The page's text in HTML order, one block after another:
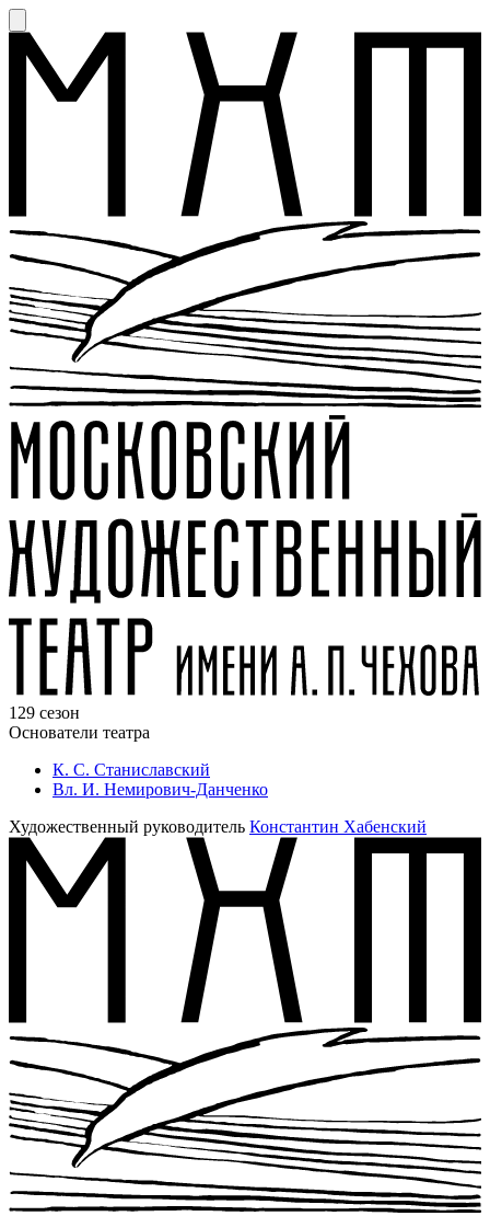
129 сезон
Основатели театра
К. С. Станиславский
Вл. И. Немирович-Данченко
Художественный руководитель Константин Хабенский